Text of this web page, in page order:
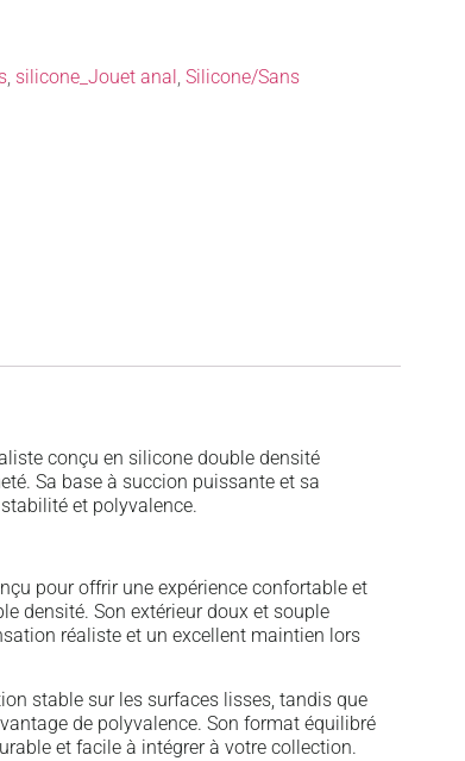
silicone_Jouet anal ,Silicone/Sans
conçu en silicone double densité
Sa base à succion puissante et sa
et polyvalence.
pour offrir une expérience confortable et
densité. Son extérieur doux et souple
réaliste et un excellent maintien lors
stable sur les surfaces lisses, tandis que
de polyvalence. Son format équilibré
et facile à intégrer à votre collection.